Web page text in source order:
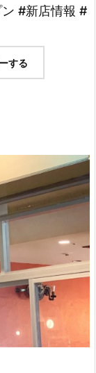
#新店情報 #
する